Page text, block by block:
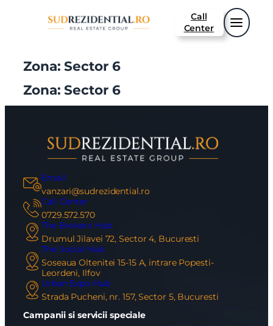
Call
Center
Zona:Sector 6
Zona:Sector 6
Email
vanzari@sudrezidential.ro
Call Center
0729.572.570
The Brokers Hub
Drumul Jilavei 72, Sector 4, Bucuresti
The Social Hub
Soseaua Oltenitei 15-15 A, intrare Popesti-
Leordeni, Ilfov
Urban Expo Hub
Strada Pucheni, nr. 157, Sector 5, Bucuresti
Campanii si servicii speciale